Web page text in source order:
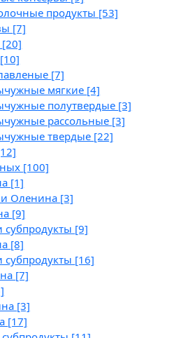
продукты [53]
[7]
[20]
[10]
[7]
мягкие [4]
полутвердые [3]
рассольные [3]
твердые [22]
[100]
[1]
Оленина [3]
[9]
субпродукты [9]
[8]
субпродукты [16]
[7]
[3]
[17]